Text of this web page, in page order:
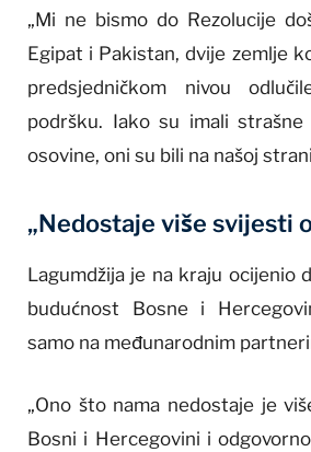
„Mi ne bismo do Rezolucije
Egipat i Pakistan, dvije zemlje
predsjedničkom nivou
podršku. Iako su imali
osovine, oni su bili na našoj
„Nedostaje više svijesti
Lagumdžija je na kraju ocijenio
budućnost Bosne i
samo na međunarodnim
„Ono što nama nedostaje je
Bosni i Hercegovini i